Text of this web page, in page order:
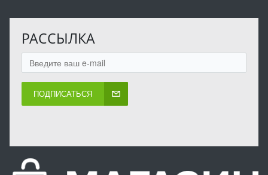
РАССЫЛКА
ПОДПИСАТЬСЯ